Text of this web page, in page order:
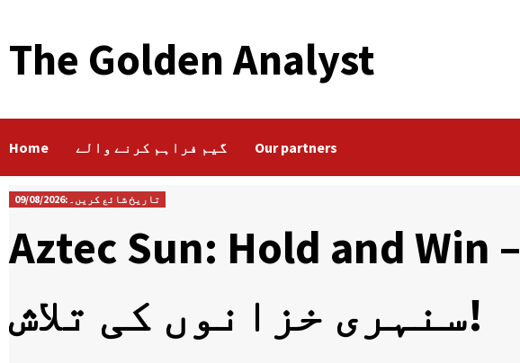
The Golden Analyst
Home گیم فراہم کرنے والے Our partners
تاریخ شائع کریں۔:09/08/2026
Aztec Sun: Hold and Win – چمکتے ہوئے
سنہری خزانوں کی تلاش!